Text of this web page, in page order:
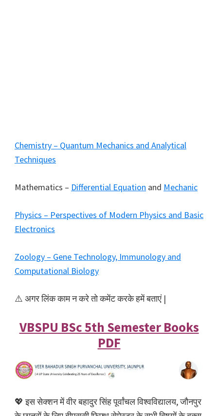
Chemistry – Quantum Mechanics and Analytical
Techniques
Mathematics – Differential Equation and Mechanic
Physics – Perspectives of Modern Physics and Basic
Electronics
Zoology – Gene Technology, Immunology and
Computational Biology
⚠️ अगर लिंक काम न करे तो कमेंट करके हमें बताएं |
VBSPU BSc 5th Semester Books
PDF
💖 इस सेक्शन में वीर बहादुर सिंह पूर्वांचल विश्वविद्यालय, जौनपुर